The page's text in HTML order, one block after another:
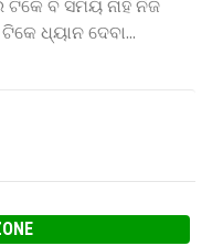
ବି ସମୟ ନାହିଁ ନିଜ
ଧ୍ୟାନ ଦେବା...